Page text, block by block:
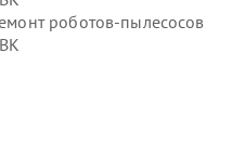
роботов-пылесосов